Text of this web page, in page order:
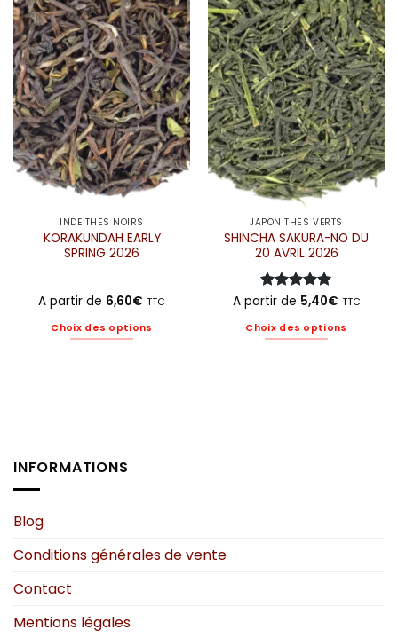
variations.
Les
options
peuvent
être
choisies
sur
la
page
du
produit
variations.
Les
options
peuvent
être
choisies
sur
la
page
du
produit
INDE THÉS NOIRS
KORAKUNDAH EARLY
SPRING 2026
A partir de 6,60€ TTC
Choix des options
options
la
JAPON THÉS VERTS
SHINCHA SAKURA-NO DU
20 AVRIL 2026
Note5sur
A partir de 5,40€ TTC
Choix des options
INFORMATIONS
Blog
Conditions générales de vente
Contact
Mentions légales